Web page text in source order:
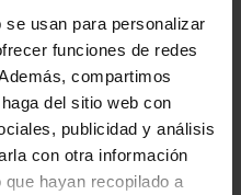
usan para personalizar
funciones de redes
compartimos
del sitio web con
publicidad y análisis
con otra información
hayan recopilado a